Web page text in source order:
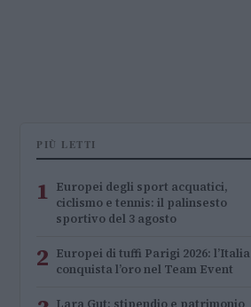
PIÙ LETTI
1 Europei degli sport acquatici,
ciclismo e tennis: il palinsesto
sportivo del 3 agosto
2 Europei di tuffi Parigi 2026: l’Italia
conquista l’oro nel Team Event
Lara Gut: stipendio e patrimonio